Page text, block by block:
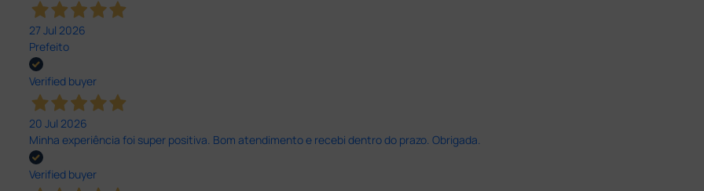
27 Jul 2026
Prefeito
Verified buyer
20 Jul 2026
Minha experiência foi super positiva. Bom atendimento e recebi dentro do prazo. Obrigada.
Verified buyer